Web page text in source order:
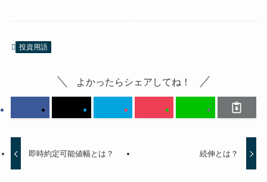
投資用語
よかったらシェアしてね！
即時約定可能値幅とは？ 続伸とは？